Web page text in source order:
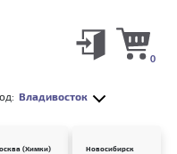
Владивосток
0
(Химки)
Новосибирск